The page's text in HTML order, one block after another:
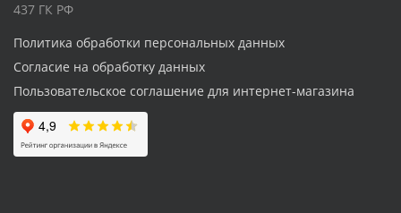
437 ГК РФ
Политика обработки персональных данных
Согласие на обработку данных
Пользовательское соглашение для интернет-магазина